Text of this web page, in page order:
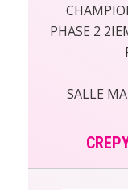
PHASE 2
SALLE